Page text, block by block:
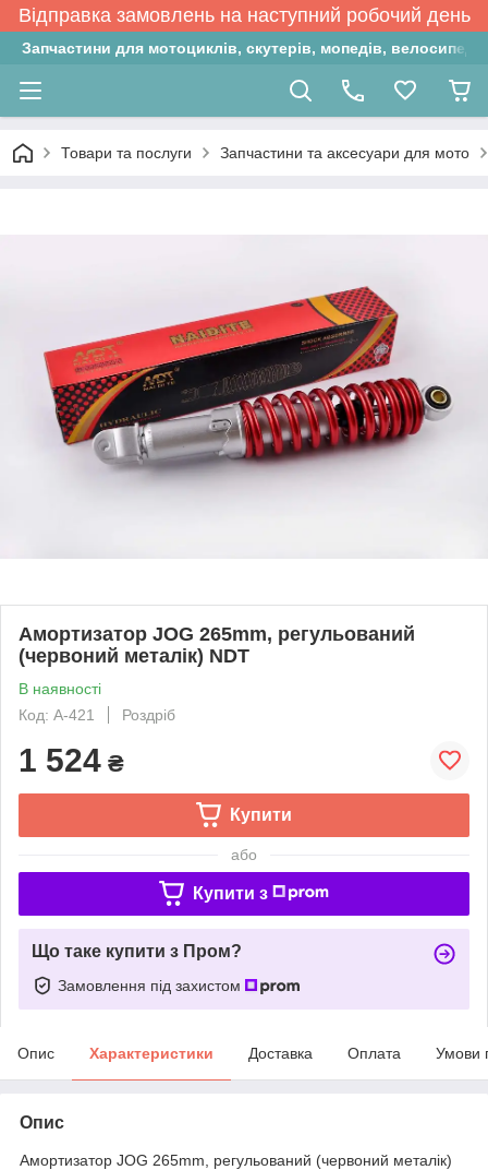
Відправка замовлень на наступний робочий день
Запчастини для мотоциклів, скутерів, мопедів,
Товари та послуги Запчастини та аксесуари для мото
Амортизатор JOG 265mm, регульований
(червоний металік) NDT
В наявності
Код: A-421
Роздріб
1 524 ₴
Купити
або
Купити з
Що таке купити з Пром?
Замовлення під захистом
Опис Характеристики Доставка Оплата Умови
Опис
Амортизатор JOG 265mm, регульований (червоний металік)